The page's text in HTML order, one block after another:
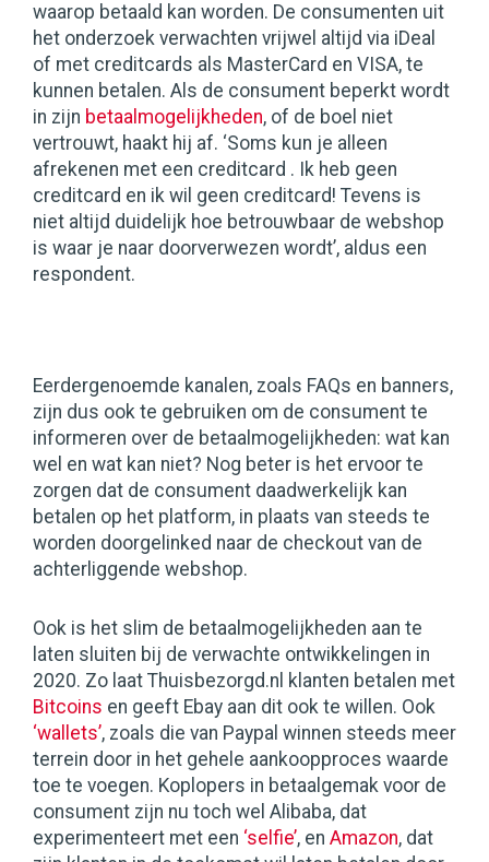
waarop betaald kan worden. De consumenten uit
het onderzoek verwachten vrijwel altijd via iDeal
of met creditcards als MasterCard en VISA, te
kunnen betalen. Als de consument beperkt wordt
in zijn betaalmogelijkheden, of de boel niet
vertrouwt, haakt hij af. ‘Soms kun je alleen
afrekenen met een creditcard . Ik heb geen
creditcard en ik wil geen creditcard! Tevens is
niet altijd duidelijk hoe betrouwbaar de webshop
is waar je naar doorverwezen wordt’, aldus een
respondent.
Eerdergenoemde kanalen, zoals FAQs en banners,
zijn dus ook te gebruiken om de consument te
informeren over de betaalmogelijkheden: wat kan
wel en wat kan niet? Nog beter is het ervoor te
zorgen dat de consument daadwerkelijk kan
betalen op het platform, in plaats van steeds te
worden doorgelinked naar de checkout van de
achterliggende webshop.
Ook is het slim de betaalmogelijkheden aan te
laten sluiten bij de verwachte ontwikkelingen in
2020. Zo laat Thuisbezorgd.nl klanten betalen met
Bitcoins en geeft Ebay aan dit ook te willen. Ook
‘wallets’, zoals die van Paypal winnen steeds meer
terrein door in het gehele aankoopproces waarde
toe te voegen. Koplopers in betaalgemak voor de
consument zijn nu toch wel Alibaba, dat
experimenteert met een ‘selfie’, en Amazon, dat